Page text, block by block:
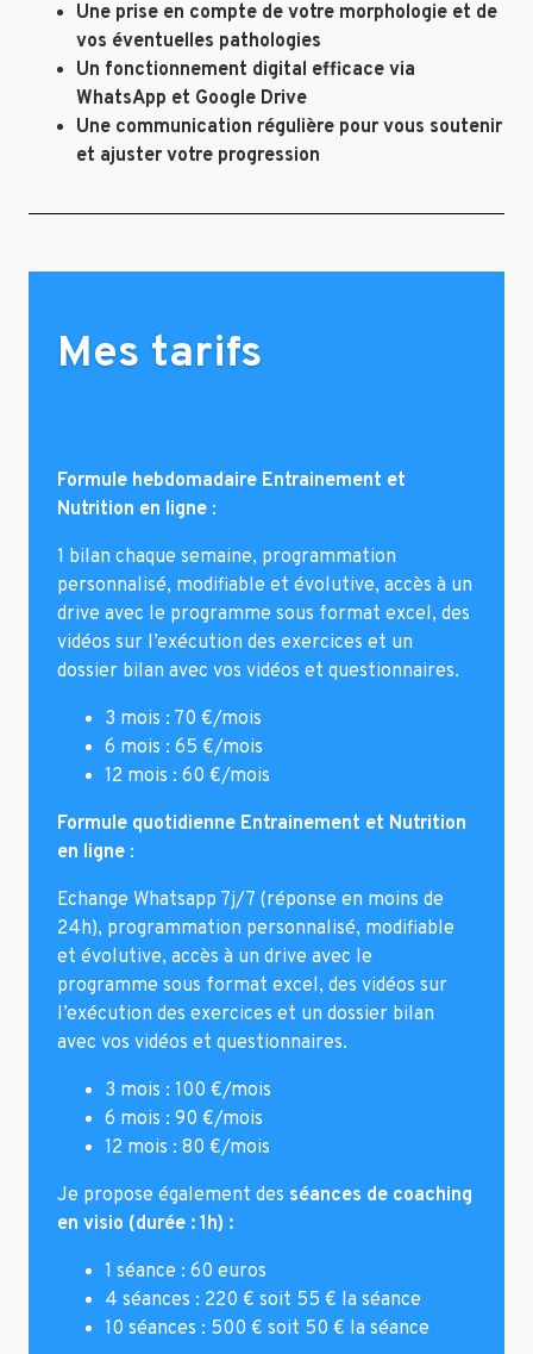
Une prise en compte de votre morphologie et de
vos éventuelles pathologies
Un fonctionnement digital efficace via
WhatsApp et Google Drive
Une communication régulière pour vous soutenir
et ajuster votre progression
Mes tarifs
Formule hebdomadaire Entrainement et
Nutrition en ligne :
1 bilan chaque semaine, programmation
personnalisé, modifiable et évolutive, accès à un
drive avec le programme sous format excel, des
vidéos sur l’exécution des exercices et un
dossier bilan avec vos vidéos et questionnaires.
3 mois : 70 €/mois
6 mois : 65 €/mois
12 mois : 60 €/mois
Formule quotidienne Entrainement et Nutrition
en ligne :
Echange Whatsapp 7j/7 (réponse en moins de
24h), programmation personnalisé, modifiable
et évolutive, accès à un drive avec le
programme sous format excel, des vidéos sur
l’exécution des exercices et un dossier bilan
avec vos vidéos et questionnaires.
3 mois : 100 €/mois
6 mois : 90 €/mois
12 mois : 80 €/mois
Je propose également des séances de coaching
en visio (durée : 1h) :
1 séance : 60 euros
4 séances : 220 € soit 55 € la séance
10 séances : 500 € soit 50 € la séance